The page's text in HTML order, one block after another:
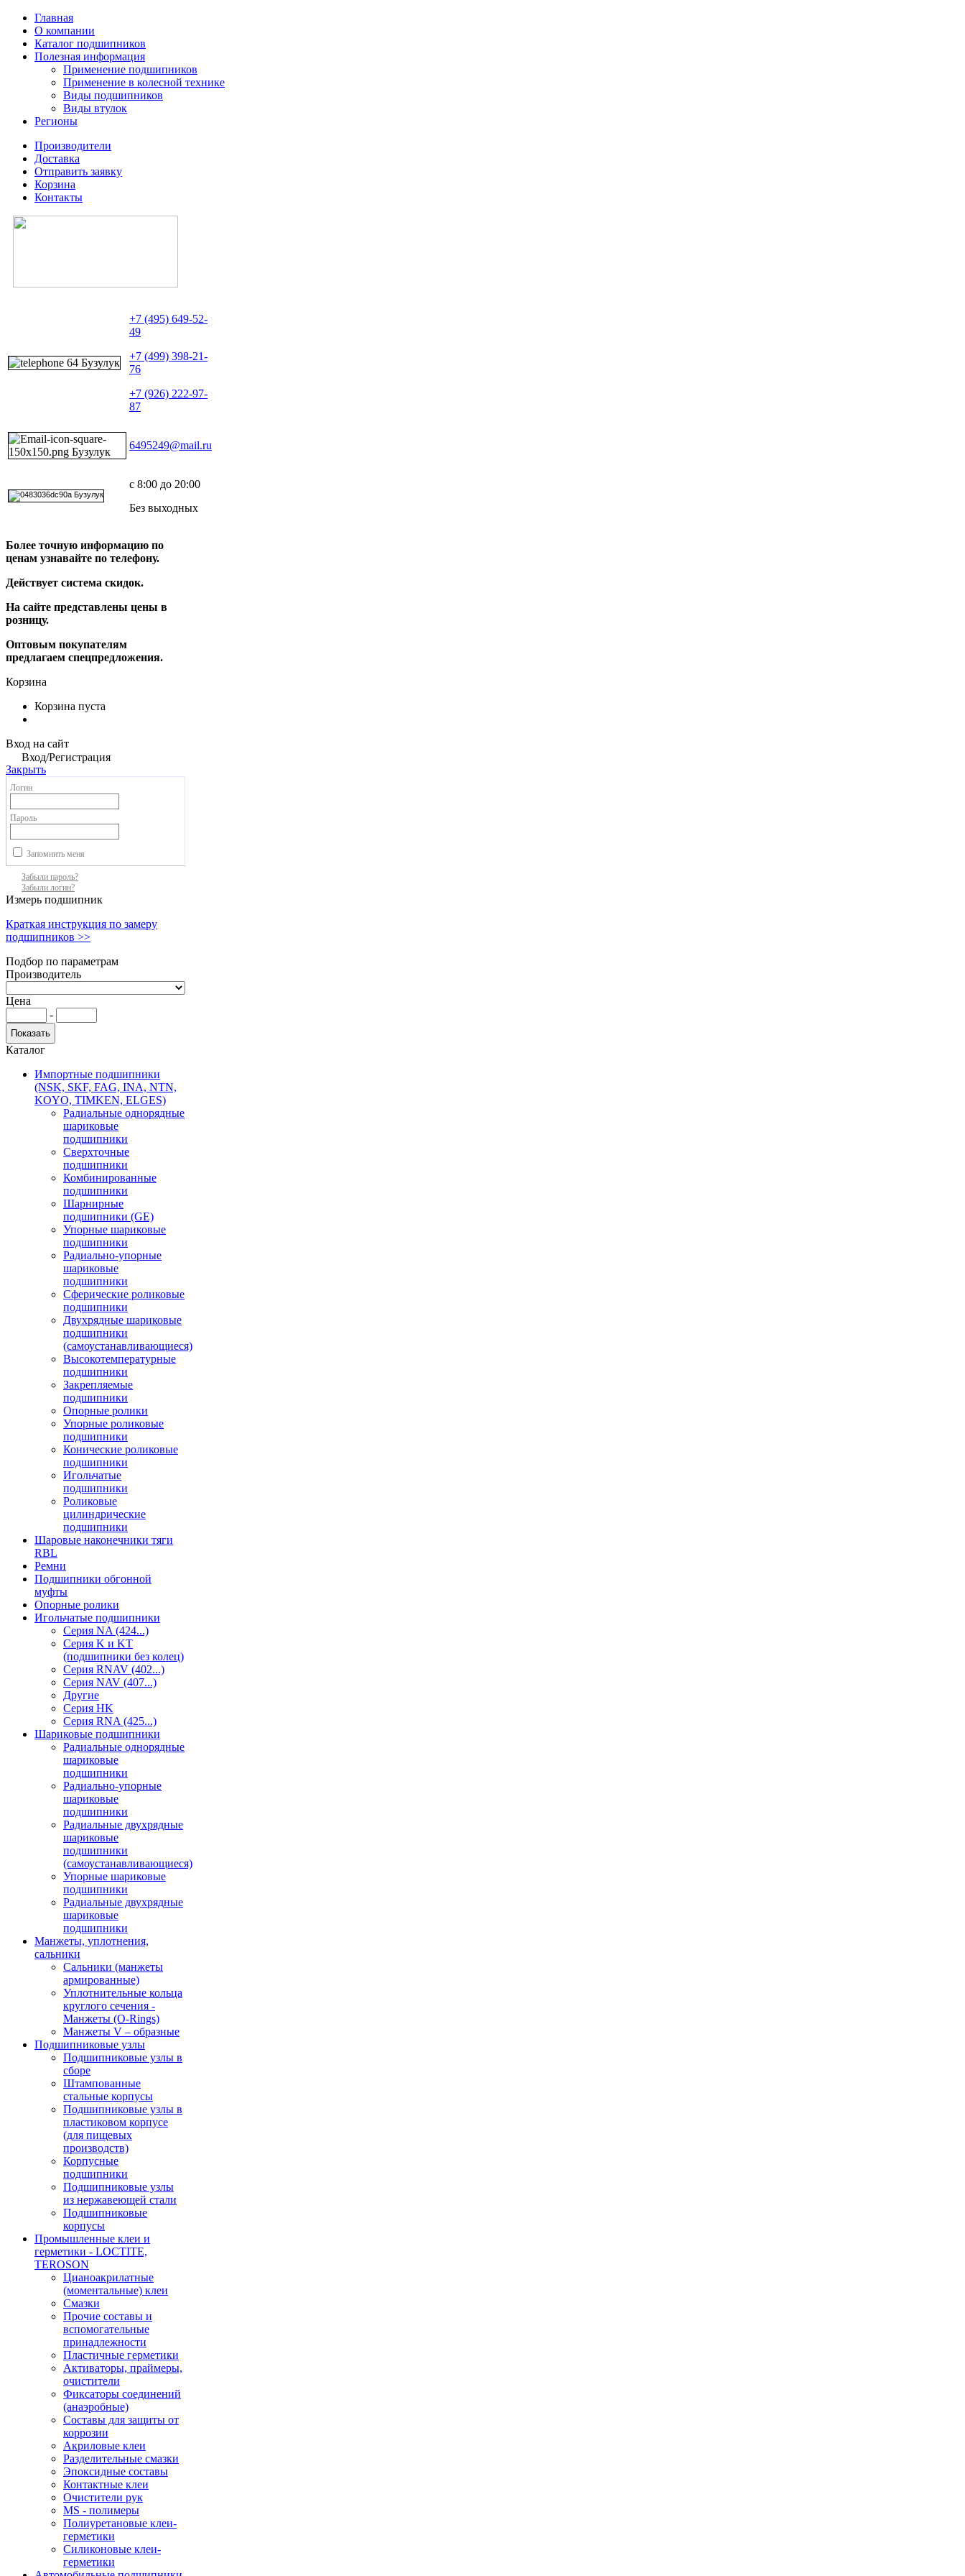
Главная
О компании
Каталог подшипников
Полезная информация
Применение подшипников
Применение в колесной технике
Виды подшипников
Виды втулок
Регионы
Производители
Доставка
Отправить заявку
Корзина
Контакты
+7 (495) 649-52-
49
+7 (499) 398-21-
76
+7 (926) 222-97-
87
6495249@mail.ru
с 8:00 до 20:00
Без выходных
Более точную информацию по
ценам узнавайте по телефону.
Действует система скидок.
На сайте представлены цены в
розницу.
Оптовым покупателям
предлагаем спецпредложения.
Корзина
Корзина пуста
Вход на сайт
Вход/Регистрация
Закрыть
Логин
Пароль
Запомнить меня
Забыли пароль?
Забыли логин?
Измерь подшипник
Краткая инструкция по замеру
подшипников >>
Подбор по параметрам
Производитель
Цена
-
Каталог
Импортные подшипники
(NSK, SKF, FAG, INA, NTN,
KOYO, TIMKEN, ELGES)
Радиальные однорядные
шариковые
подшипники
Сверхточные
подшипники
Комбинированные
подшипники
Шарнирные
подшипники (GE)
Упорные шариковые
подшипники
Радиально-упорные
шариковые
подшипники
Сферические роликовые
подшипники
Двухрядные шариковые
подшипники
(самоустанавливающиеся)
Высокотемпературные
подшипники
Закрепляемые
подшипники
Опорные ролики
Упорные роликовые
подшипники
Конические роликовые
подшипники
Игольчатые
подшипники
Роликовые
цилиндрические
подшипники
Шаровые наконечники тяги
RBL
Ремни
Подшипники обгонной
муфты
Опорные ролики
Игольчатые подшипники
Серия NA (424...)
Серия K и KT
(подшипники без колец)
Серия RNAV (402...)
Серия NAV (407...)
Другие
Серия HK
Серия RNA (425...)
Шариковые подшипники
Радиальные однорядные
шариковые
подшипники
Радиально-упорные
шариковые
подшипники
Радиальные двухрядные
шариковые
подшипники
(самоустанавливающиеся)
Упорные шариковые
подшипники
Радиальные двухрядные
шариковые
подшипники
Манжеты, уплотнения,
сальники
Сальники (манжеты
армированные)
Уплотнительные кольца
круглого сечения -
Манжеты (O-Rings)
Манжеты V – образные
Подшипниковые узлы
Подшипниковые узлы в
сборе
Штампованные
стальные корпусы
Подшипниковые узлы в
пластиковом корпусе
(для пищевых
производств)
Корпусные
подшипники
Подшипниковые узлы
из нержавеющей стали
Подшипниковые
корпусы
Промышленные клеи и
герметики - LOCTITE,
TEROSON
Цианоакрилатные
(моментальные) клеи
Смазки
Прочие составы и
вспомогательные
принадлежности
Пластичные герметики
Активаторы, праймеры,
очистители
Фиксаторы соединений
(анаэробные)
Составы для защиты от
коррозии
Акриловые клеи
Разделительные смазки
Эпоксидные составы
Контактные клеи
Очистители рук
MS - полимеры
Полиуретановые клеи-
герметики
Силиконовые клеи-
герметики